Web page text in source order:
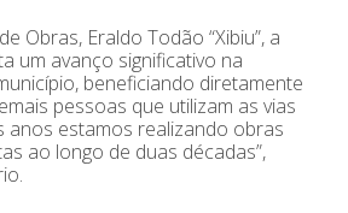
Obras, Eraldo Todão “Xibiu”, a
um avanço significativo na
beneficiando diretamente
pessoas que utilizam as vias
anos estamos realizando obras
ao longo de duas décadas”,